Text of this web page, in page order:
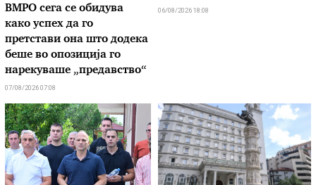
ВМРО сега се обидува
како успех да го
претстави она што додека
беше во опозиција го
нарекуваше „предавство“
07/08/2026 07:08
06/08/2026 18:08